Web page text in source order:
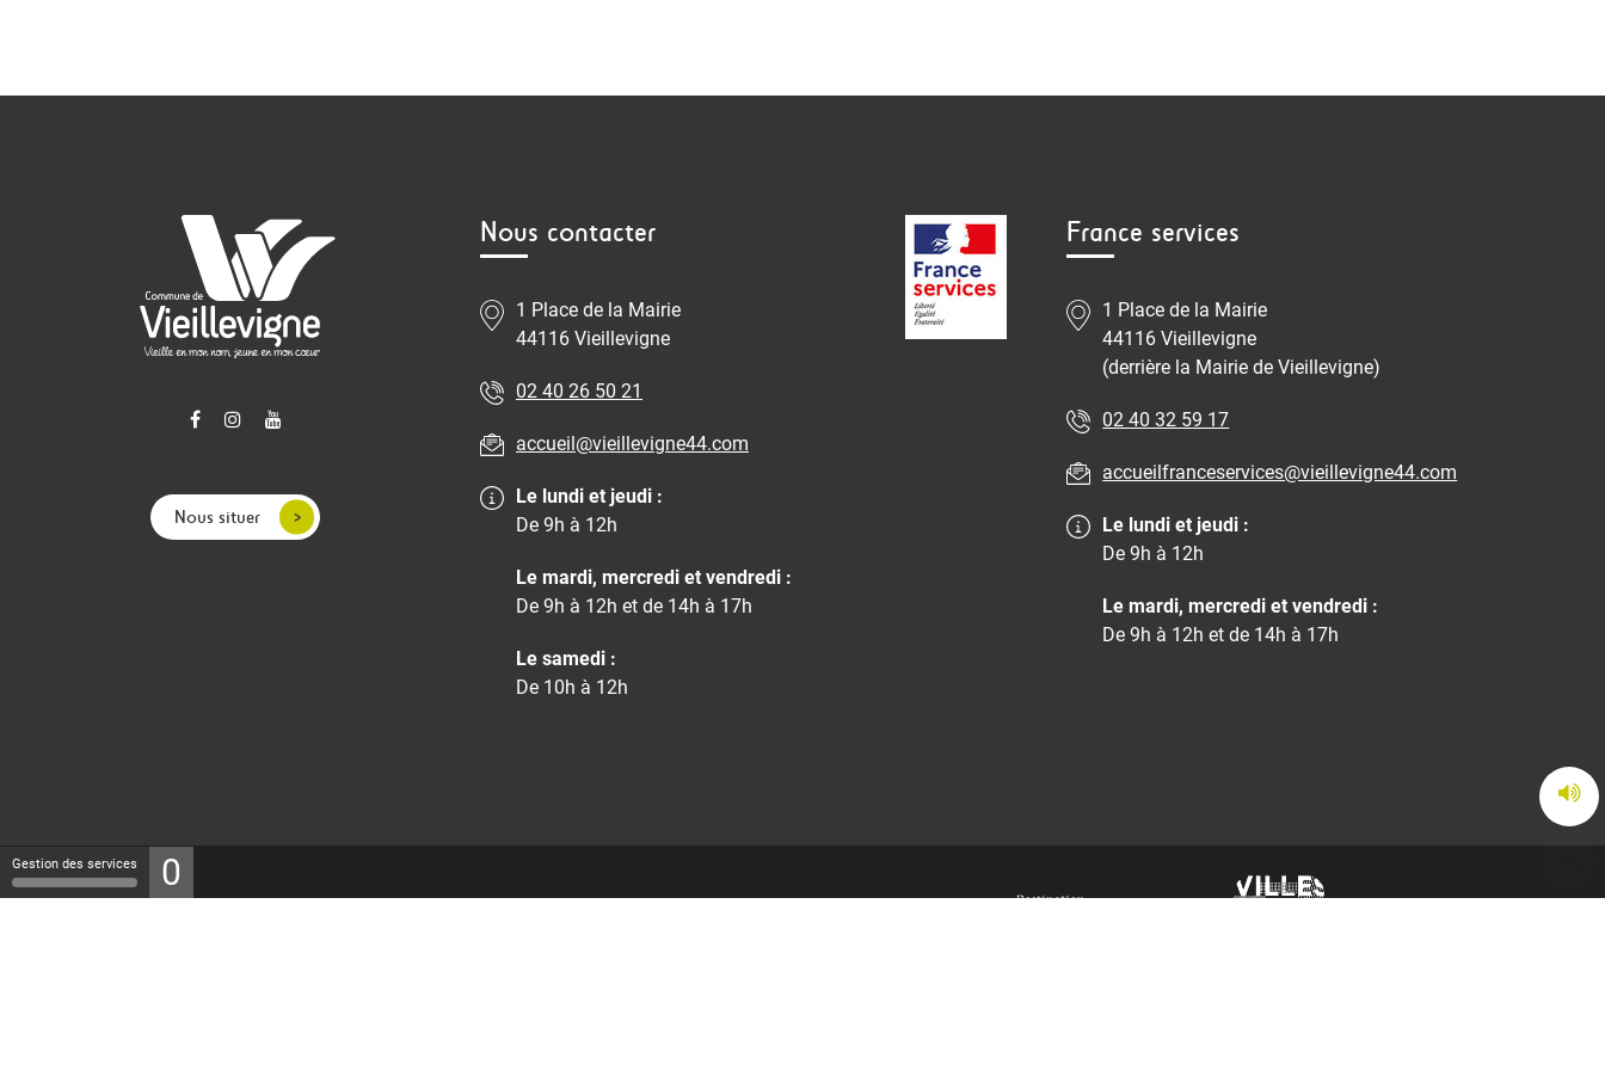
Nous situer
Nous contacter
1 Place de la Mairie
44116 Vieillevigne
02 40 26 50 21
accueil@vieillevigne44.com
Le lundi et jeudi :
De 9h à 12h
Le mardi, mercredi et vendredi :
De 9h à 12h et de 14h à 17h
Le samedi :
De 10h à 12h
France services
1 Place de la Mairie
44116 Vieillevigne
(derrière la Mairie de Vieillevigne)
02 40 32 59 17
accueilfranceservices@vieillevigne44.com
Le lundi et jeudi :
De 9h à 12h
Le mardi, mercredi et vendredi :
De 9h à 12h et de 14h à 17h
Gestion des services 0